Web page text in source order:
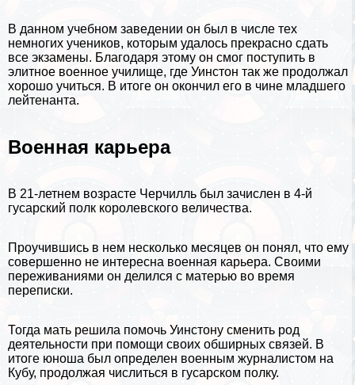
В данном учебном заведении он был в числе тех
немногих учеников, которым удалось прекрасно сдать
все экзамены. Благодаря этому он смог поступить в
элитное военное училище, где Уинстон так же продолжал
хорошо учиться. В итоге он окончил его в чине младшего
лейтенанта.
Военная карьера
В 21-летнем возрасте Черчилль был зачислен в 4-й
гусарский полк королевского величества.
Проучившись в нем несколько месяцев он понял, что ему
совершенно не интересна военная карьера. Своими
переживаниями он делился с матерью во время
переписки.
Тогда мать решила помочь Уинстону сменить род
деятельности при помощи своих обширных связей. В
итоге юноша был определен военным журналистом на
Кубу, продолжая числиться в гусарском полку.